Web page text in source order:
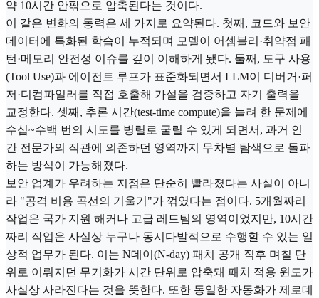
약 10시간 안팎으로 압축된다는 것이다.
이 같은 변화의 동력은 세 가지로 요약된다. 첫째, 코드와 보안
데이터에 특화된 학습이 누적되며 모델이 어셈블리·취약점 패
턴·메모리 안전성 이슈를 깊이 이해하게 됐다. 둘째, 도구 사용
(Tool Use)과 에이전트 루프가 표준화되면서 LLM이 디버거·퍼
저·디컴파일러를 직접 호출해 가설을 검증하고 자기 출력을
교정한다. 셋째, 추론 시간(test-time compute)을 늘려 한 문제에
수십~수백 번의 시도를 병렬로 굴릴 수 있게 되면서, 과거 인
간 전문가의 직관에 의존하던 영역까지 무차별 탐색으로 돌파
하는 방식이 가능해졌다.
보안 업계가 우려하는 지점은 단순히 빨라졌다는 사실이 아니
라 "공격 비용 곡선의 기울기"가 꺾였다는 점이다. 5개월짜리
작업은 국가 지원 해커나 고급 레드팀의 영역이었지만, 10시간
짜리 작업은 사실상 누구나 동시다발적으로 수행할 수 있는 일
상적 업무가 된다. 이는 N데이(N-day) 패치 공개 직후 며칠 단
위로 이뤄지던 무기화가 시간 단위로 압축돼 패치 적용 윈도가
사실상 사라진다는 것을 뜻한다. 또한 동일한 자동화가 제로데